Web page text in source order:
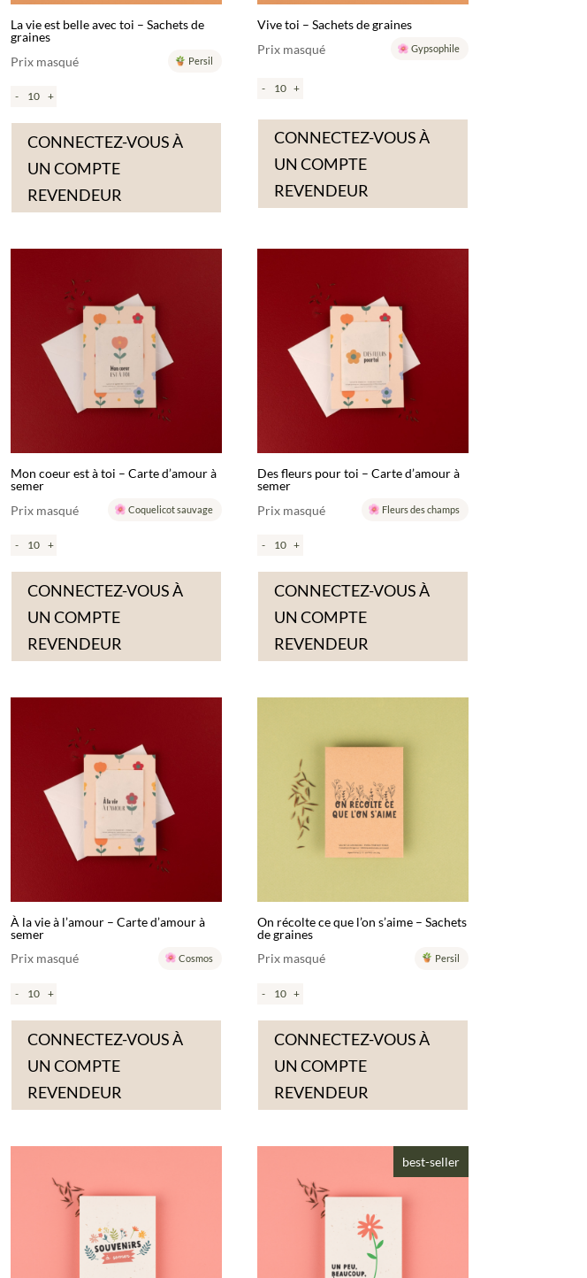
La vie est belle avec toi – Sachets de
graines
Prix masqué
Persil
- +
CONNECTEZ-VOUS À
UN COMPTE
REVENDEUR
Vive toi – Sachets de graines
Prix masqué
Gypsophile
- +
CONNECTEZ-VOUS À
UN COMPTE
REVENDEUR
Mon coeur est à toi – Carte d’amour à
semer
Prix masqué
Coquelicot sauvage
- +
CONNECTEZ-VOUS À
UN COMPTE
REVENDEUR
Des fleurs pour toi – Carte d’amour à
semer
Prix masqué
Fleurs des champs
- +
CONNECTEZ-VOUS À
UN COMPTE
REVENDEUR
À la vie à l’amour – Carte d’amour à
semer
Prix masqué
Cosmos
- +
CONNECTEZ-VOUS À
UN COMPTE
REVENDEUR
On récolte ce que l’on s’aime – Sachets
de graines
Prix masqué
Persil
- +
CONNECTEZ-VOUS À
UN COMPTE
REVENDEUR
best-seller